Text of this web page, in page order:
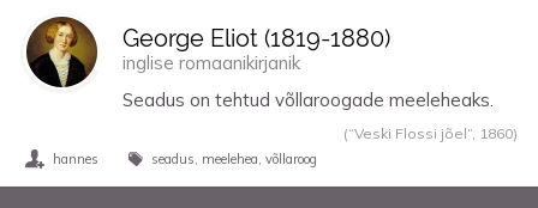
George Eliot (1819-1880)
inglise romaanikirjanik
Seadus on tehtud võllaroogade meeleheaks.
(“Veski Flossi jõel”, 1860)
hannes seadus meelehea võllaroog